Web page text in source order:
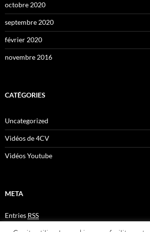
octobre 2020
septembre 2020
février 2020
novembre 2016
CATÉGORIES
Uncategorized
Vidéos de 4CV
Vidéos Youtube
META
Entries RSS
CommentsRSS